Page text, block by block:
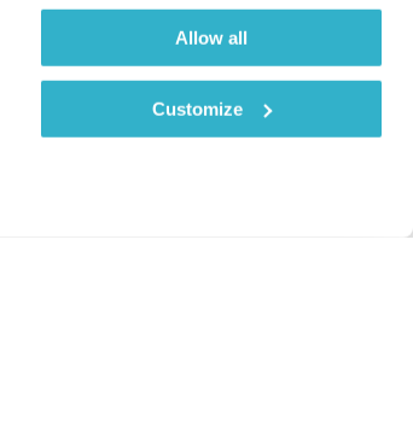
Allow all
Customize